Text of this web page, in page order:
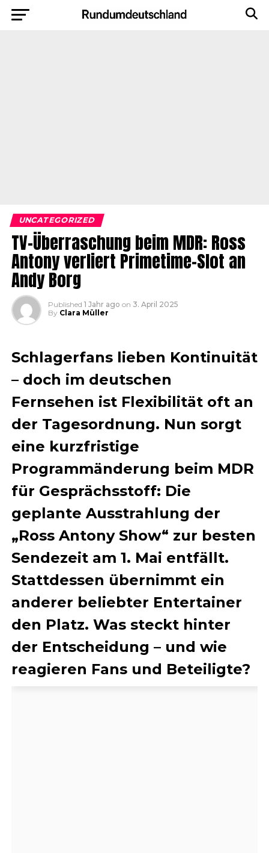
UNCATEGORIZED
TV-Überraschung beim MDR: Ross
Antony verliert Primetime-Slot an
Andy Borg
Published 1 Jahr ago on 3. April 2025
By Clara Müller
Schlagerfans lieben Kontinuität
– doch im deutschen
Fernsehen ist Flexibilität oft an
der Tagesordnung. Nun sorgt
eine kurzfristige
Programmänderung beim MDR
für Gesprächsstoff: Die
geplante Ausstrahlung der
„Ross Antony Show“ zur besten
Sendezeit am 1. Mai entfällt.
Stattdessen übernimmt ein
anderer beliebter Entertainer
den Platz. Was steckt hinter
der Entscheidung – und wie
reagieren Fans und Beteiligte?